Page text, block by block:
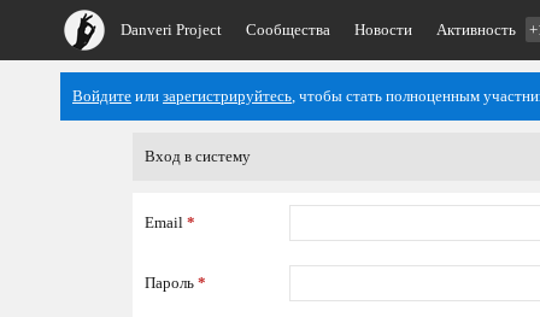
Danveri Project Сообщества Новости Активность
Войдите или зарегистрируйтесь, чтобы стать полноценным
Вход в систему
Email *
Пароль *